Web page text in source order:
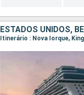
ESTADOS UNIDOS,
Itinerário : Nova Iorque,